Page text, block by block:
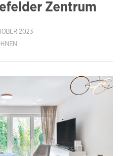
Zentrum
2023